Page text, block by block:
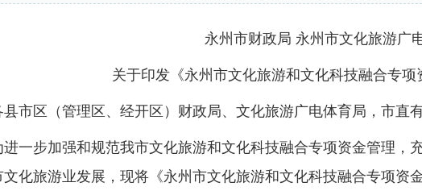
永州市财政局 永州市文化旅游广
关于印发《永州市文化旅游和文化科技融合专
县市区（管理区、经开区）财政局、文化旅游广电体育局，市直
进一步加强和规范我市文化旅游和文化科技融合专项资金管理，
文化旅游业发展，现将《永州市文化旅游和文化科技融合专项资